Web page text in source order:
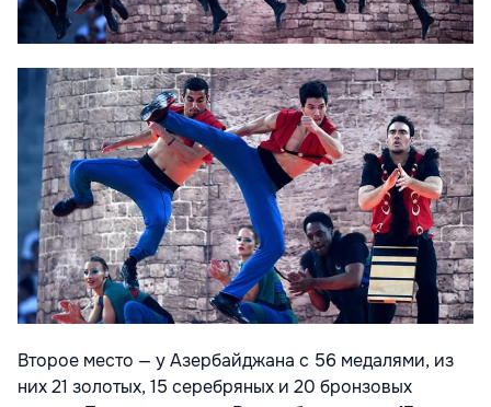
Второе место — у Азербайджана с 56 медалями, из
них 21 золотых, 15 серебряных и 20 бронзовых